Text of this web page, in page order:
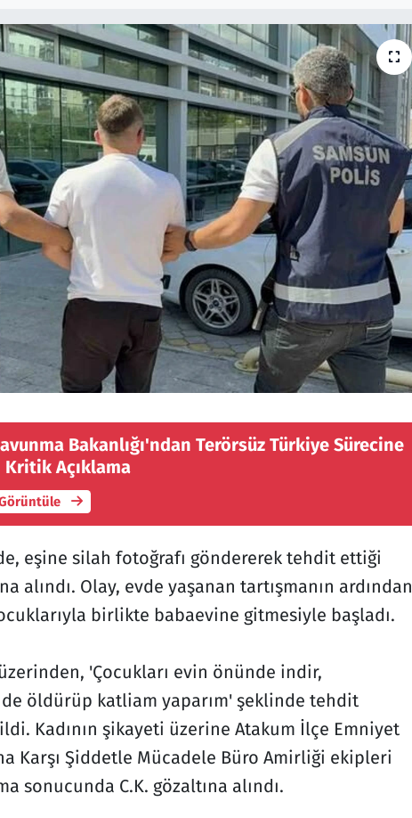
Bakanlığı'ndan Terörsüz Türkiye Sürecine
Açıklama
eşine silah fotoğrafı göndererek tehdit ettiği
alındı. Olay, evde yaşanan tartışmanın ardından
birlikte babaevine gitmesiyle başladı.
'Çocukları evin önünde indir,
öldürüp katliam yaparım' şeklinde tehdit
Kadının şikayeti üzerine Atakum İlçe Emniyet
Karşı Şiddetle Mücadele Büro Amirliği ekipleri
sonucunda C.K. gözaltına alındı.